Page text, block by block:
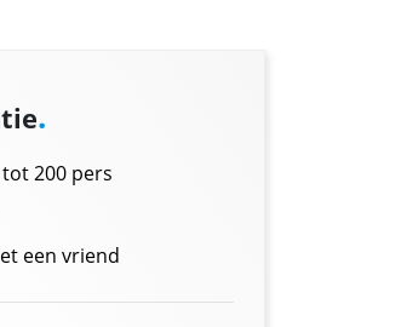
.
200 pers
een vriend